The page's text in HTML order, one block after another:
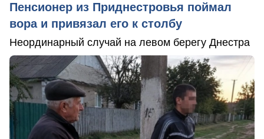
Пенсионер из Приднестровья поймал
вора и привязал его к столбу
Неординарный случай на левом берегу Днестра